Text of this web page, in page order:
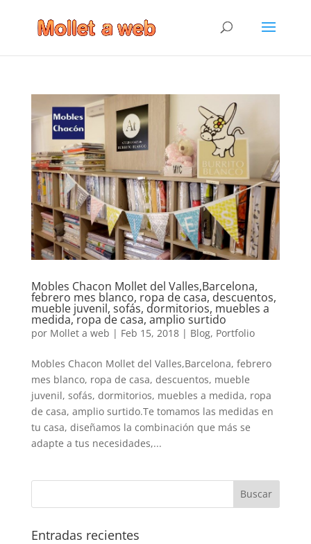
Mobles Chacon Mollet del Valles,Barcelona,
febrero mes blanco, ropa de casa, descuentos,
mueble juvenil, sofás, dormitorios, muebles a
medida, ropa de casa, amplio surtido
por Mollet a web | Feb 15, 2018| Blog, Portfolio
Mobles Chacon Mollet del Valles,Barcelona, febrero
mes blanco, ropa de casa, descuentos, mueble
juvenil, sofás, dormitorios, muebles a medida, ropa
de casa, amplio surtido.Te tomamos las medidas en
tu casa, diseñamos la combinación que más se
adapte a tus necesidades,...
Entradas recientes